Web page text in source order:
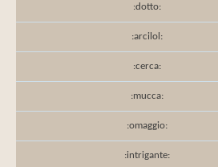
:dotto:
:arcilol:
:cerca:
:mucca:
:omaggio:
:intrigante: